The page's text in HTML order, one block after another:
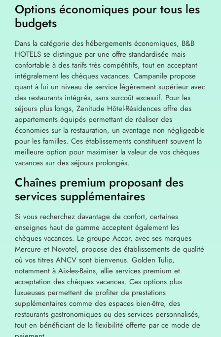
Options économiques pour tous les
budgets
Dans la catégorie des hébergements économiques, B&B
HOTELS se distingue par une offre standardisée mais
confortable à des tarifs très compétitifs, tout en acceptant
intégralement les chèques vacances. Campanile propose
quant à lui un niveau de service légèrement supérieur avec
des restaurants intégrés, sans surcoût excessif. Pour les
séjours plus longs, Zenitude Hôtel-Résidences offre des
appartements équipés permettant de réaliser des
économies sur la restauration, un avantage non négligeable
pour les familles. Ces établissements constituent souvent la
meilleure option pour maximiser la valeur de vos chèques
vacances sur des séjours prolongés.
Chaînes premium proposant des
services supplémentaires
Si vous recherchez davantage de confort, certaines
enseignes haut de gamme acceptent également les
chèques vacances. Le groupe Accor, avec ses marques
Mercure et Novotel, propose des établissements de qualité
où vos titres ANCV sont bienvenus. Golden Tulip,
notamment à Aix-les-Bains, allie services premium et
acceptation des chèques vacances. Ces options plus
luxueuses permettent de profiter de prestations
supplémentaires comme des espaces bien-être, des
restaurants gastronomiques ou des services personnalisés,
tout en bénéficiant de la flexibilité offerte par ce mode de